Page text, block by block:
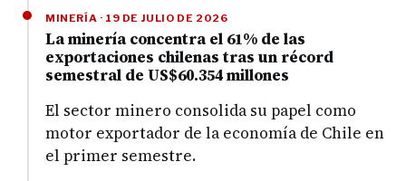
MINERÍA · 19 DE JULIO DE 2026
La minería concentra el 61% de las
exportaciones chilenas tras un récord
semestral de US$60.354 millones
El sector minero consolida su papel como
motor exportador de la economía de Chile en
el primer semestre.